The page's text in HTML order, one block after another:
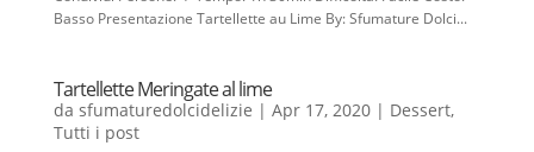
Basso Presentazione Tartellette au Lime By: Sfumature Dolci...
Tartellette Meringate al lime
da sfumaturedolcidelizie | Apr 17, 2020| Dessert,
Tutti i post